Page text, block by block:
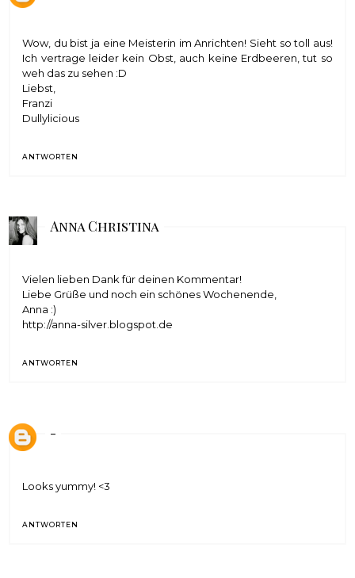
Wow, du bist ja eine Meisterin im Anrichten! Sieht so toll aus!
Ich vertrage leider kein Obst, auch keine Erdbeeren, tut so
weh das zu sehen :D
Liebst,
Franzi
Dullylicious
ANTWORTEN
Anna Christina
Vielen lieben Dank für deinen Kommentar!
Liebe Grüße und noch ein schönes Wochenende,
Anna :)
http://anna-silver.blogspot.de
ANTWORTEN
-
Looks yummy! <3
ANTWORTEN